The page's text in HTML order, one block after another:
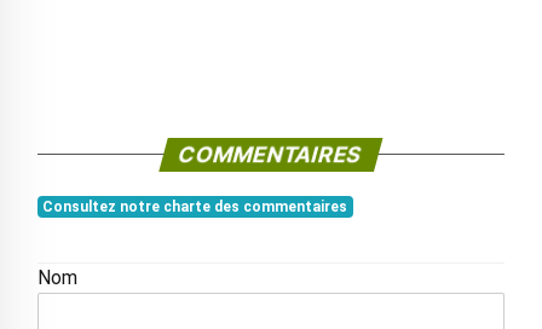
COMMENTAIRES
Consultez notre charte des commentaires
Nom